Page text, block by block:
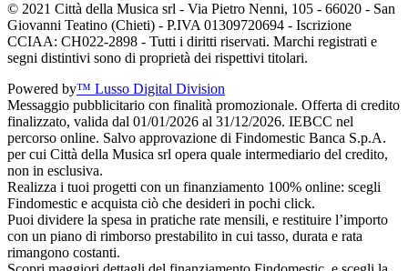
© 2021 Città della Musica srl - Via Pietro Nenni, 105 - 66020 - San
Giovanni Teatino (Chieti) - P.IVA 01309720694 - Iscrizione
CCIAA: CH022-2898 - Tutti i diritti riservati. Marchi registrati e
segni distintivi sono di proprietà dei rispettivi titolari.
Powered by™ Lusso Digital Division
Messaggio pubblicitario con finalità promozionale. Offerta di credito
finalizzato, valida dal 01/01/2026 al 31/12/2026. IEBCC nel
percorso online. Salvo approvazione di Findomestic Banca S.p.A.
per cui Città della Musica srl opera quale intermediario del credito,
non in esclusiva.
Realizza i tuoi progetti con un finanziamento 100% online: scegli
Findomestic e acquista ciò che desideri in pochi click.
Puoi dividere la spesa in pratiche rate mensili, e restituire l’importo
con un piano di rimborso prestabilito in cui tasso, durata e rata
rimangono costanti.